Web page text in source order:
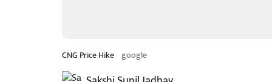
CNG Price Hike google